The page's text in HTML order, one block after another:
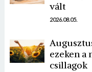
vált
2026.08.05.
ezeken a
csillagok
Jelszó